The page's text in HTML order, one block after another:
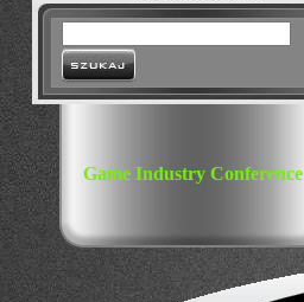
Game Industry Conference